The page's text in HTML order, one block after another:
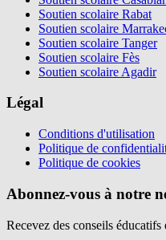
Soutien scolaire Rabat
Soutien scolaire
Soutien scolaire Tanger
Soutien scolaire Fès
Soutien scolaire Agadir
Légal
Conditions d'utilisation
Politique de
Politique de cookies
Abonnez-vous à notre
Recevez des conseils éducatifs